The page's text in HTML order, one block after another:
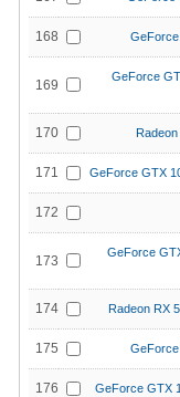
168
169
GeForce
170
171 GeForce GTX
172
173
GeForce
174 Radeon RX
175
176 GeForce GTX